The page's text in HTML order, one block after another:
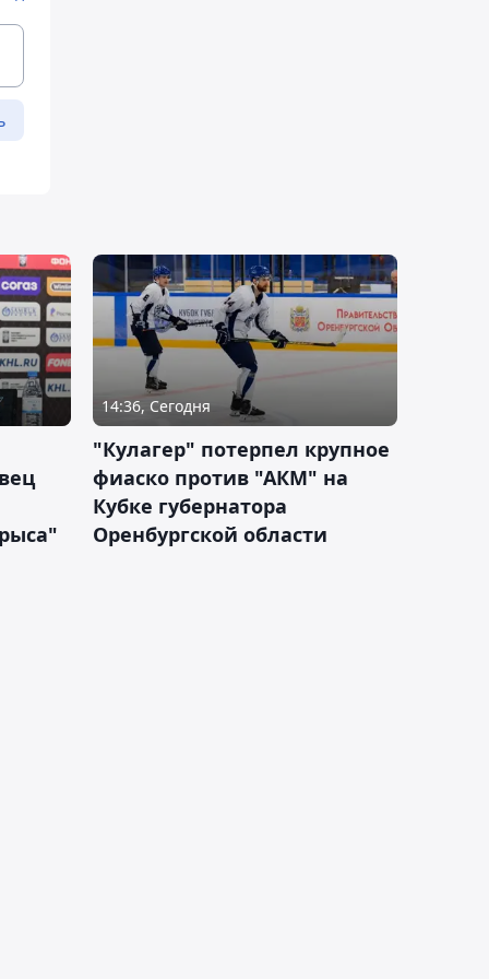
14:36, Сегодня
"Кулагер" потерпел крупное
фиаско против "АКМ" на
Кубке губернатора
Оренбургской области